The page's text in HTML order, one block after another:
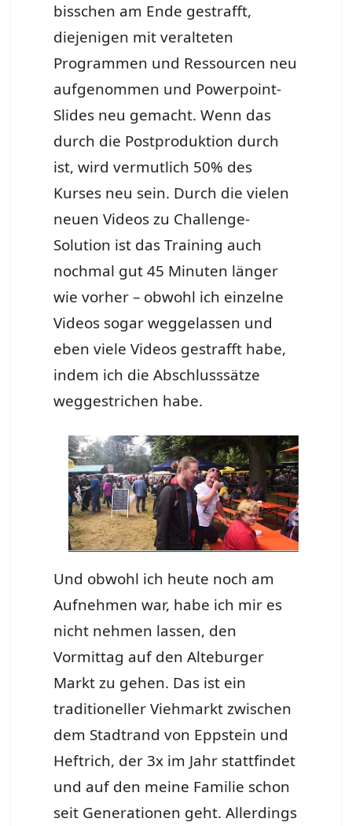
bisschen am Ende gestrafft,
diejenigen mit veralteten
Programmen und Ressourcen neu
aufgenommen und Powerpoint-
Slides neu gemacht. Wenn das
durch die Postproduktion durch
ist, wird vermutlich 50% des
Kurses neu sein. Durch die vielen
neuen Videos zu Challenge-
Solution ist das Training auch
nochmal gut 45 Minuten länger
wie vorher – obwohl ich einzelne
Videos sogar weggelassen und
eben viele Videos gestrafft habe,
indem ich die Abschlusssätze
weggestrichen habe.
Und obwohl ich heute noch am
Aufnehmen war, habe ich mir es
nicht nehmen lassen, den
Vormittag auf den Alteburger
Markt zu gehen. Das ist ein
traditioneller Viehmarkt zwischen
dem Stadtrand von Eppstein und
Heftrich, der 3x im Jahr stattfindet
und auf den meine Familie schon
seit Generationen geht. Allerdings